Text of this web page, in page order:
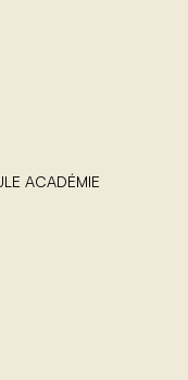
ACADÉMIE